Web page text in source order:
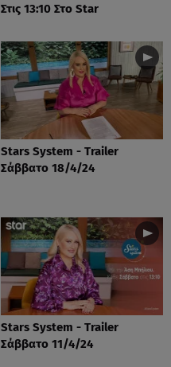
Στις 13:10 Στο Star
Stars System - Trailer
Σάββατο 18/4/24
Stars System - Trailer
Σάββατο 11/4/24